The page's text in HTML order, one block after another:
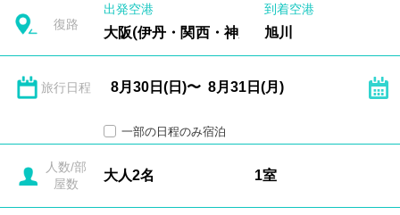
復路
出発空港
大阪(伊丹・関西・神戸)
到着空港
旭川
旅行日程
一部の日程のみ宿泊
人数/部
屋数